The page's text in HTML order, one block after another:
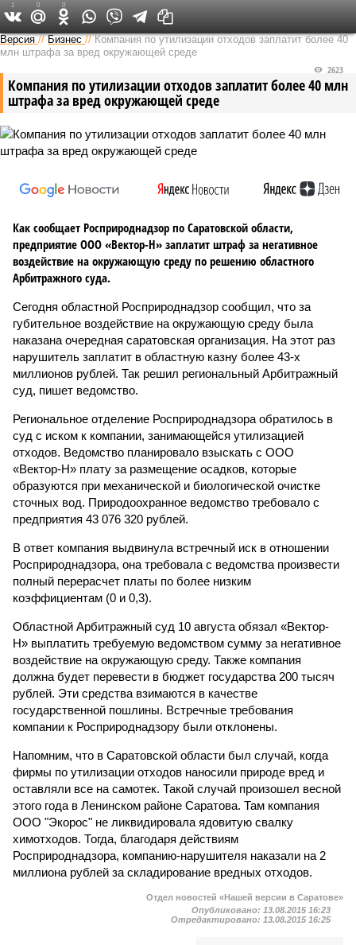
Версия в Саратове
Версия //Бизнес //Компания по утилизации отходов заплатит более 40
млн штрафа за вред окружающей среде
Компания по утилизации отходов заплатит более 40 млн
штрафа за вред окружающей среде
2623
Как сообщает Росприроднадзор по Саратовской области,
предприятие ООО «Вектор-Н» заплатит штраф за негативное
воздействие на окружающую среду по решению областного
Арбитражного суда.
Сегодня областной Росприроднадзор сообщил, что за
губительное воздействие на окружающую среду была
наказана очередная саратовская организация. На этот раз
нарушитель заплатит в областную казну более 43-х
миллионов рублей. Так решил региональный Арбитражный
суд, пишет ведомство.
Региональное отделение Росприроднадзора обратилось в
суд с иском к компании, занимающейся утилизацией
отходов. Ведомство планировало взыскать с ООО
«Вектор-Н» плату за размещение осадков, которые
образуются при механической и биологической очистке
сточных вод. Природоохранное ведомство требовало с
предприятия 43 076 320 рублей.
В ответ компания выдвинула встречный иск в отношении
Росприроднадзора, она требовала с ведомства произвести
полный перерасчет платы по более низким
коэффициентам (0 и 0,3).
Областной Арбитражный суд 10 августа обязал «Вектор-
Н» выплатить требуемую ведомством сумму за негативное
воздействие на окружающую среду. Также компания
должна будет перевести в бюджет государства 200 тысяч
рублей. Эти средства взимаются в качестве
государственной пошлины. Встречные требования
компании к Росприроднадзору были отклонены.
Напомним, что в Саратовской области был случай, когда
фирмы по утилизации отходов наносили природе вред и
оставляли все на самотек. Такой случай произошел весной
этого года в Ленинском районе Саратова. Там компания
ООО "Экорос" не ликвидировала ядовитую свалку
химотходов. Тогда, благодаря действиям
Росприроднадзора, компанию-нарушителя наказали на 2
миллиона рублей за складирование вредных отходов.
1 0 0
Отдел новостей «Нашей версии в Саратове»
Опубликовано: 13.08.2015 16:23
Отредактировано: 13.08.2015 16:25